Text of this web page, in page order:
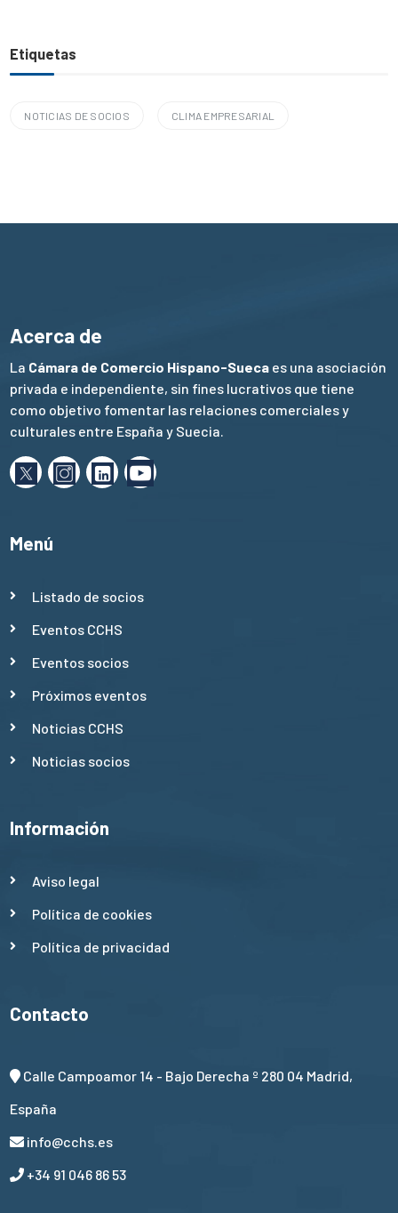
Etiquetas
NOTICIAS DE SOCIOS CLIMA EMPRESARIAL
Acerca de
La Cámara de Comercio Hispano-Sueca es una asociación
privada e independiente, sin fines lucrativos que tiene
como objetivo fomentar las relaciones comerciales y
culturales entre España y Suecia.
Menú
Listado de socios
Eventos CCHS
Eventos socios
Próximos eventos
Noticias CCHS
Noticias socios
Información
Aviso legal
Política de cookies
Política de privacidad
Contacto
Calle Campoamor 14 - Bajo Derecha º 280 04 Madrid,
España
info@cchs.es
+34 91 046 86 53